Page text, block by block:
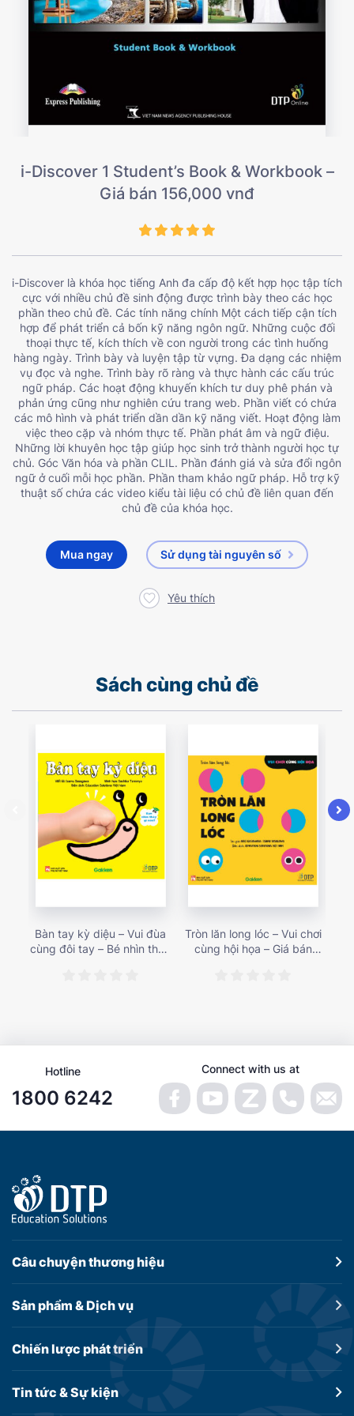
i-Discover 1 Student’s Book & Workbook –
Giá bán 156,000 vnđ
i-Discover là khóa học tiếng Anh đa cấp độ kết hợp học tập tích
cực với nhiều chủ đề sinh động được trình bày theo các học
phần theo chủ đề. Các tính năng chính Một cách tiếp cận tích
hợp để phát triển cả bốn kỹ năng ngôn ngữ. Những cuộc đối
thoại thực tế, kích thích về con người trong các tình huống
hàng ngày. Trình bày và luyện tập từ vựng. Đa dạng các nhiệm
vụ đọc và nghe. Trình bày rõ ràng và thực hành các cấu trúc
ngữ pháp. Các hoạt động khuyến khích tư duy phê phán và
phản ứng cũng như nghiên cứu trang web. Phần viết có chứa
các mô hình và phát triển dần dần kỹ năng viết. Hoạt động làm
việc theo cặp và nhóm thực tế. Phần phát âm và ngữ điệu.
Những lời khuyên học tập giúp học sinh trở thành người học tự
chủ. Góc Văn hóa và phần CLIL. Phần đánh giá và sửa đổi ngôn
ngữ ở cuối mỗi học phần. Phần tham khảo ngữ pháp. Hỗ trợ kỹ
thuật số chứa các video kiểu tài liệu có chủ đề liên quan đến
chủ đề của khóa học.
Mua ngay Sử dụng tài nguyên số
Yêu thích
Sách cùng chủ đề
Bàn tay kỳ diệu – Vui đùa
cùng đôi tay – Bé nhìn thấy
Tròn lăn long lóc – Vui chơi
cùng hội họa – Giá bán
Hotline
1800 6242
Connect with us at
Câu chuyệnthương hiệu
Sản phẩm &Dịch vụ
Chiến lược phát triển
Tin tức &Sự kiện